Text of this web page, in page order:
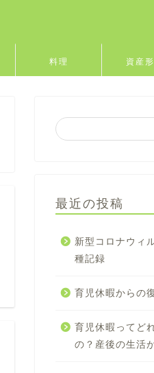
料理 資産
最近の投稿
新型コロナウィ
種記録
育児休暇からの
育児休暇ってど
の？産後の生活